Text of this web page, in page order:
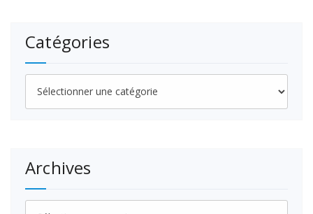
Catégories
Catégories
Archives
Archives